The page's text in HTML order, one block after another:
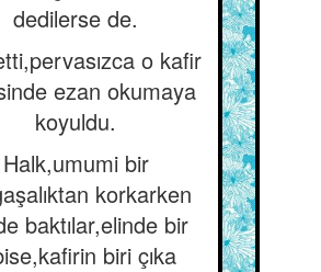
dedilerse de.
o kafir
ezan okumaya
koyuldu.
Halk,umumi bir
korkarken
baktılar,elinde bir
biri çıka